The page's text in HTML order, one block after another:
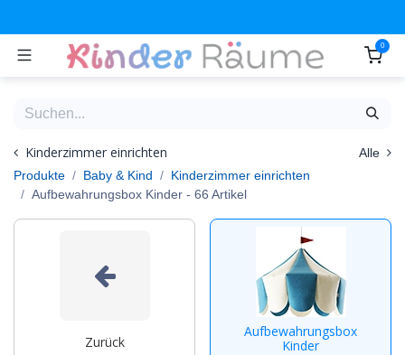
0
Kinderzimmer einrichten
Alle
Produkte
Baby & Kind
Kinderzimmer einrichten
Aufbewahrungsbox Kinder - 66 Artikel
Zurück
Aufbewahrungsbox
Kinder